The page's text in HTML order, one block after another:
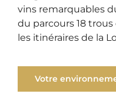
vins remarquables
du parcours 18
les itinéraires de la
Votre